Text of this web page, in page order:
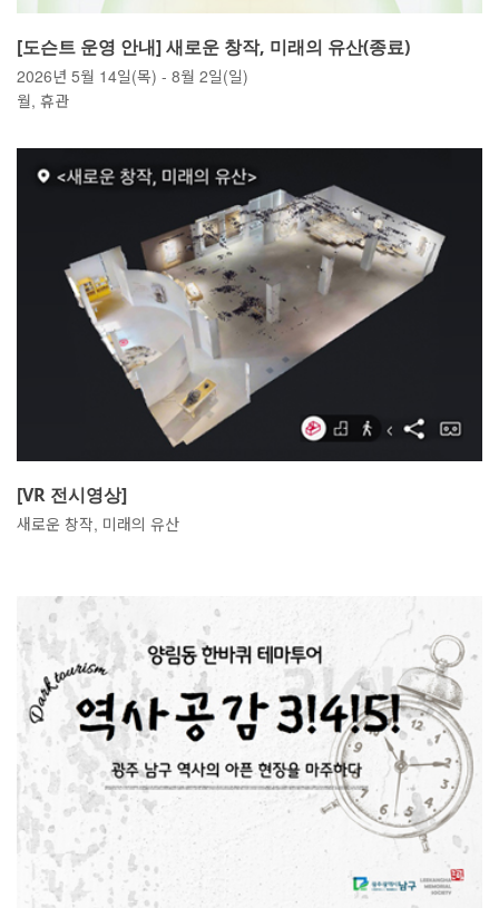
[도슨트 운영 안내] 새로운 창작, 미래의 유산(종료)
2026년 5월 14일(목) - 8월 2일(일)
월, 휴관
[VR 전시영상]
새로운 창작, 미래의 유산